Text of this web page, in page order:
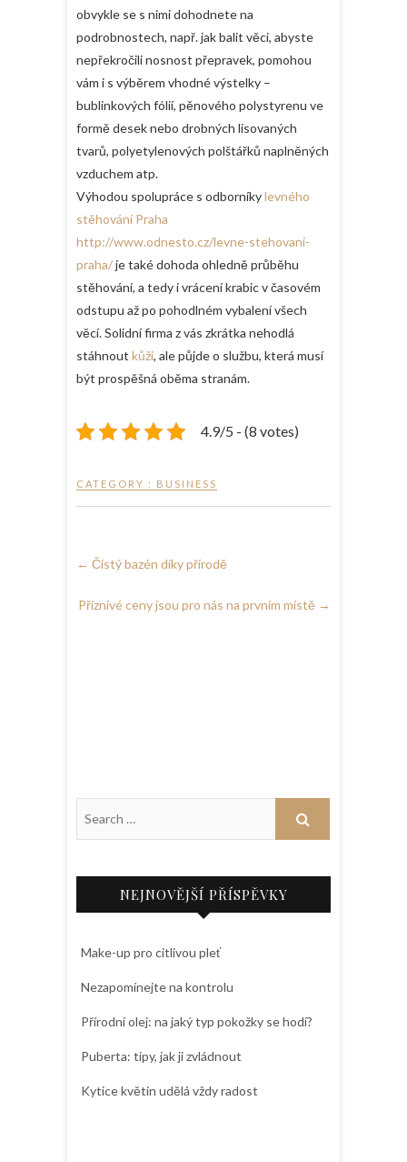
obvykle se s nimi dohodnete na
podrobnostech, např. jak balit věci, abyste
nepřekročili nosnost přepravek, pomohou
vám i s výběrem vhodné výstelky –
bublinkových fólií, pěnového polystyrenu ve
formě desek nebo drobných lisovaných
tvarů, polyetylenových polštářků naplněných
vzduchem atp.
Výhodou spolupráce s odborníkylevného
stěhování Praha
http://www.odnesto.cz/levne-stehovani-
praha/je také dohoda ohledně průběhu
stěhování, a tedy i vrácení krabic v časovém
odstupu až po pohodlném vybalení všech
věcí. Solidní firma z vás zkrátka nehodlá
stáhnout kůži, ale půjde o službu, která musí
být prospěšná oběma stranám.
4.9/5 - (8 votes)
CATEGORY : BUSINESS
← Čistý bazén díky přírodě
Příznivé ceny jsou pro nás na prvním místě →
NEJNOVĚJŠÍ PŘÍSPĚVKY
Make-up pro citlivou pleť
Nezapomínejte na kontrolu
Přírodní olej: na jaký typ pokožky se hodí?
Puberta: tipy, jak ji zvládnout
Kytice květin udělá vždy radost